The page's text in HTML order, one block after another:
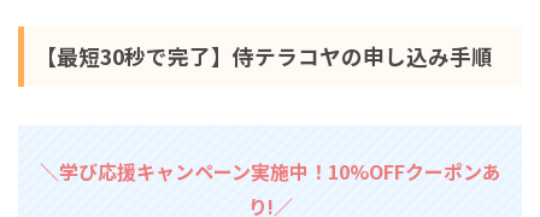
【最短30秒で完了】侍テラコヤの申し込み手順
＼学び応援キャンペーン実施中！10%OFFクーポンあ
り!／